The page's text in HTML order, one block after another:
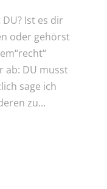
Ist es dir
oder gehörst
ab: DU musst
sage ich
zu...